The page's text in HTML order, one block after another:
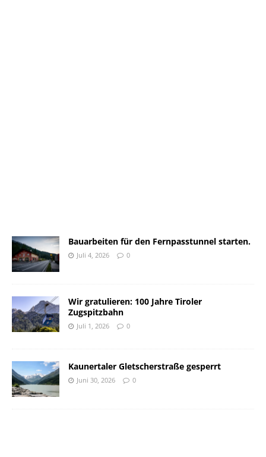
Bauarbeiten für den Fernpasstunnel starten.
Juli 4, 2026 0
Wir gratulieren: 100 Jahre Tiroler
Zugspitzbahn
Juli 1, 2026 0
Kaunertaler Gletscherstraße gesperrt
Juni 30, 2026 0